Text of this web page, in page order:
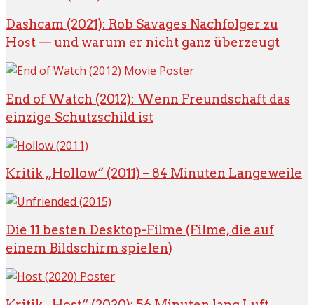
Dashcam (2021): Rob Savages Nachfolger zu
Host — und warum er nicht ganz überzeugt
End of Watch (2012): Wenn Freundschaft das
einzige Schutzschild ist
Kritik „Hollow“ (2011) – 84 Minuten Langeweile
Die 11 besten Desktop-Filme (Filme, die auf
einem Bildschirm spielen)